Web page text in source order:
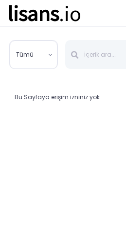
lisans.io
Tümü
Bu Sayfaya erişim izniniz yok